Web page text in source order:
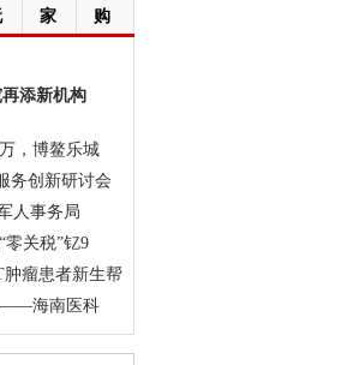
家 购
添新机构
，博鳌乐城
务创新研讨会
人事务局
零关税”钇9
肿瘤患者新生帮
——海南医科